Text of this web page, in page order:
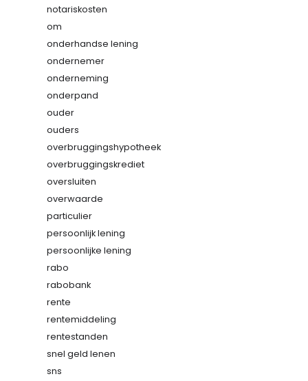
notariskosten
om
onderhandse lening
ondernemer
onderneming
onderpand
ouder
ouders
overbruggingshypotheek
overbruggingskrediet
oversluiten
overwaarde
particulier
persoonlijk lening
persoonlijke lening
rabo
rabobank
rente
rentemiddeling
rentestanden
snel geld lenen
sns